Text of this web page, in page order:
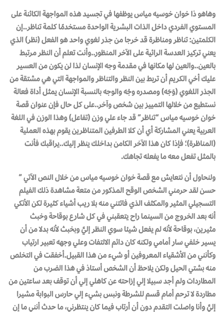
وهاهو ذا خوان خوسيه مياس يوظفها في تجسيد هذه المواجهة الكائنة على
المستوي الفردي داخل الذات البشرية الواحدة مستخدمًا كلمةتناظر..إن
الكلمتين: تناظر ومناظرة قد خرجا من جذر لغوي واحد هو الفعل(نظر) الذي
يعني تركيز العدسة الرائية على الآخر المنظور..وأنت تعلم أن النظر مرتبط
بالعين..والعين لها مكانها في مقدمة وجه الإنسان لذا لن يكون من العسير
عليك أخي الكريم أن تربط بينالنظر والتناظر والمواجهةالتي هي مشتقة من
الجذر اللغوي (وَجَه) ومصدره وجْه والوجه بالنسبة الإنسان يمثل أداة فعالة
نستطيع من خلالها التمييز بين شخص وآخر..على كل حال فإن عنوان قصة
خوان خوسيه مياس “تناظر” قد جاء علي وزن (تفاعل) وهذا الوزن في اللغة
العربية يعني المشاركة أي أن كلا الطرفين المتناظرين يقوم بهذه العملية
(المناظرة)؛ فإذا كان هذا الآخر الكامن بداخلك ينظر إليك..يراقبك فأنت
بالمثل تفعل معه ما يفعله تجاهك.
ولنحاول أن نتعايش مع قصة خوان خوسيه مياس من خلال النص الآتي”
حسن لقد حرمني الشخص الوقح المذكور من متعة مشاهدة ذلك الفيلم
التسجيلي المثير والمكثف الذي فاتتني منه بلا ريب أشياء كثيرة لكن الأنكي
أنه بعد الخروج من السينما راح يتعقبني في كل شارع بوقاحة وخبث
مثيرين، بوقاحة لأنه لم يفعل شيئا سوي النظر إليَّ وبخبث لأنه بدلا من أن
يسير خلفي سار أمامي ولكنه كان دائم الالتفات وعلي وجهه تعبير ارتياب
وكأنني من الأشقياء المعروفين أو شيء من هذا القبيل.أخفقت في التخلص
منه بشتي الحيل ولكن يلاحظ أن الشخص أستاذ في هذا الضرب من
المطاردات ولم أجد سبيلا إلي إزاحته عن كاهلي إلي أن توقف بعد ساعتين من
مطاردة لا ترحم أمام قسم للشرطة ونبس بشيء إلي حارس البوابة مشيرا
إليَّ وأنا واصلت التقدم دون أن أرتاب فيما كان ينتظرني، ما حدث أنني ما إن